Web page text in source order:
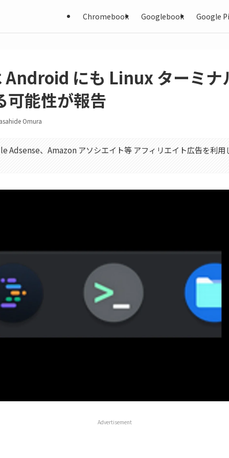
Chromebook Googlebook Google
Android にも Linux ターミナ
可能性が報告
Omura
Adsense、Amazon アソシエイト等 アフィリエイト広告を利用
Advertisement